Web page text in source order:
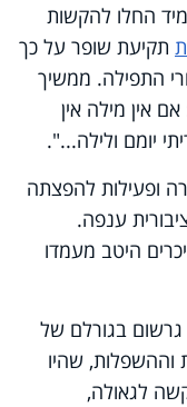
החלו להקשות
תקיעת שופר על כך
התפילה. ממשיך
אין מילה אין
יומם ולילה...".
ופעילות להפצתה
ענפה.
היטב מעמדו
גרשום בגורלם של
וההשפלות, שהיו
לגאולה,